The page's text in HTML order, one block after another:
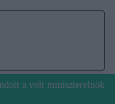
a volt miniszterelnök